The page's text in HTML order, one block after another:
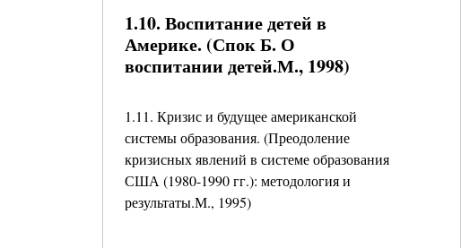
1.10. Воспитание детей в
Америке. (Спок Б. О
воспитании детей.М., 1998)
1.11. Кризис и будущее американской
системы образования. (Преодоление
кризисных явлений в системе образования
США (1980-1990 гг.): методология и
результаты.М., 1995)